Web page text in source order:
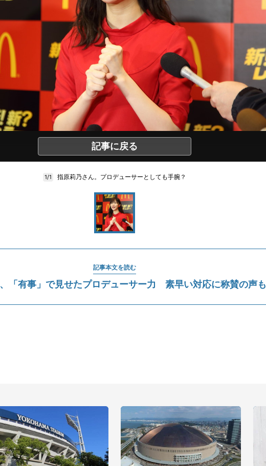
記事に戻る
1/1 指原莉乃さん。プロデューサーとしても手腕？
記事本文を読む
「有事」で見せたプロデューサー力 素早い対応に称賛の声も